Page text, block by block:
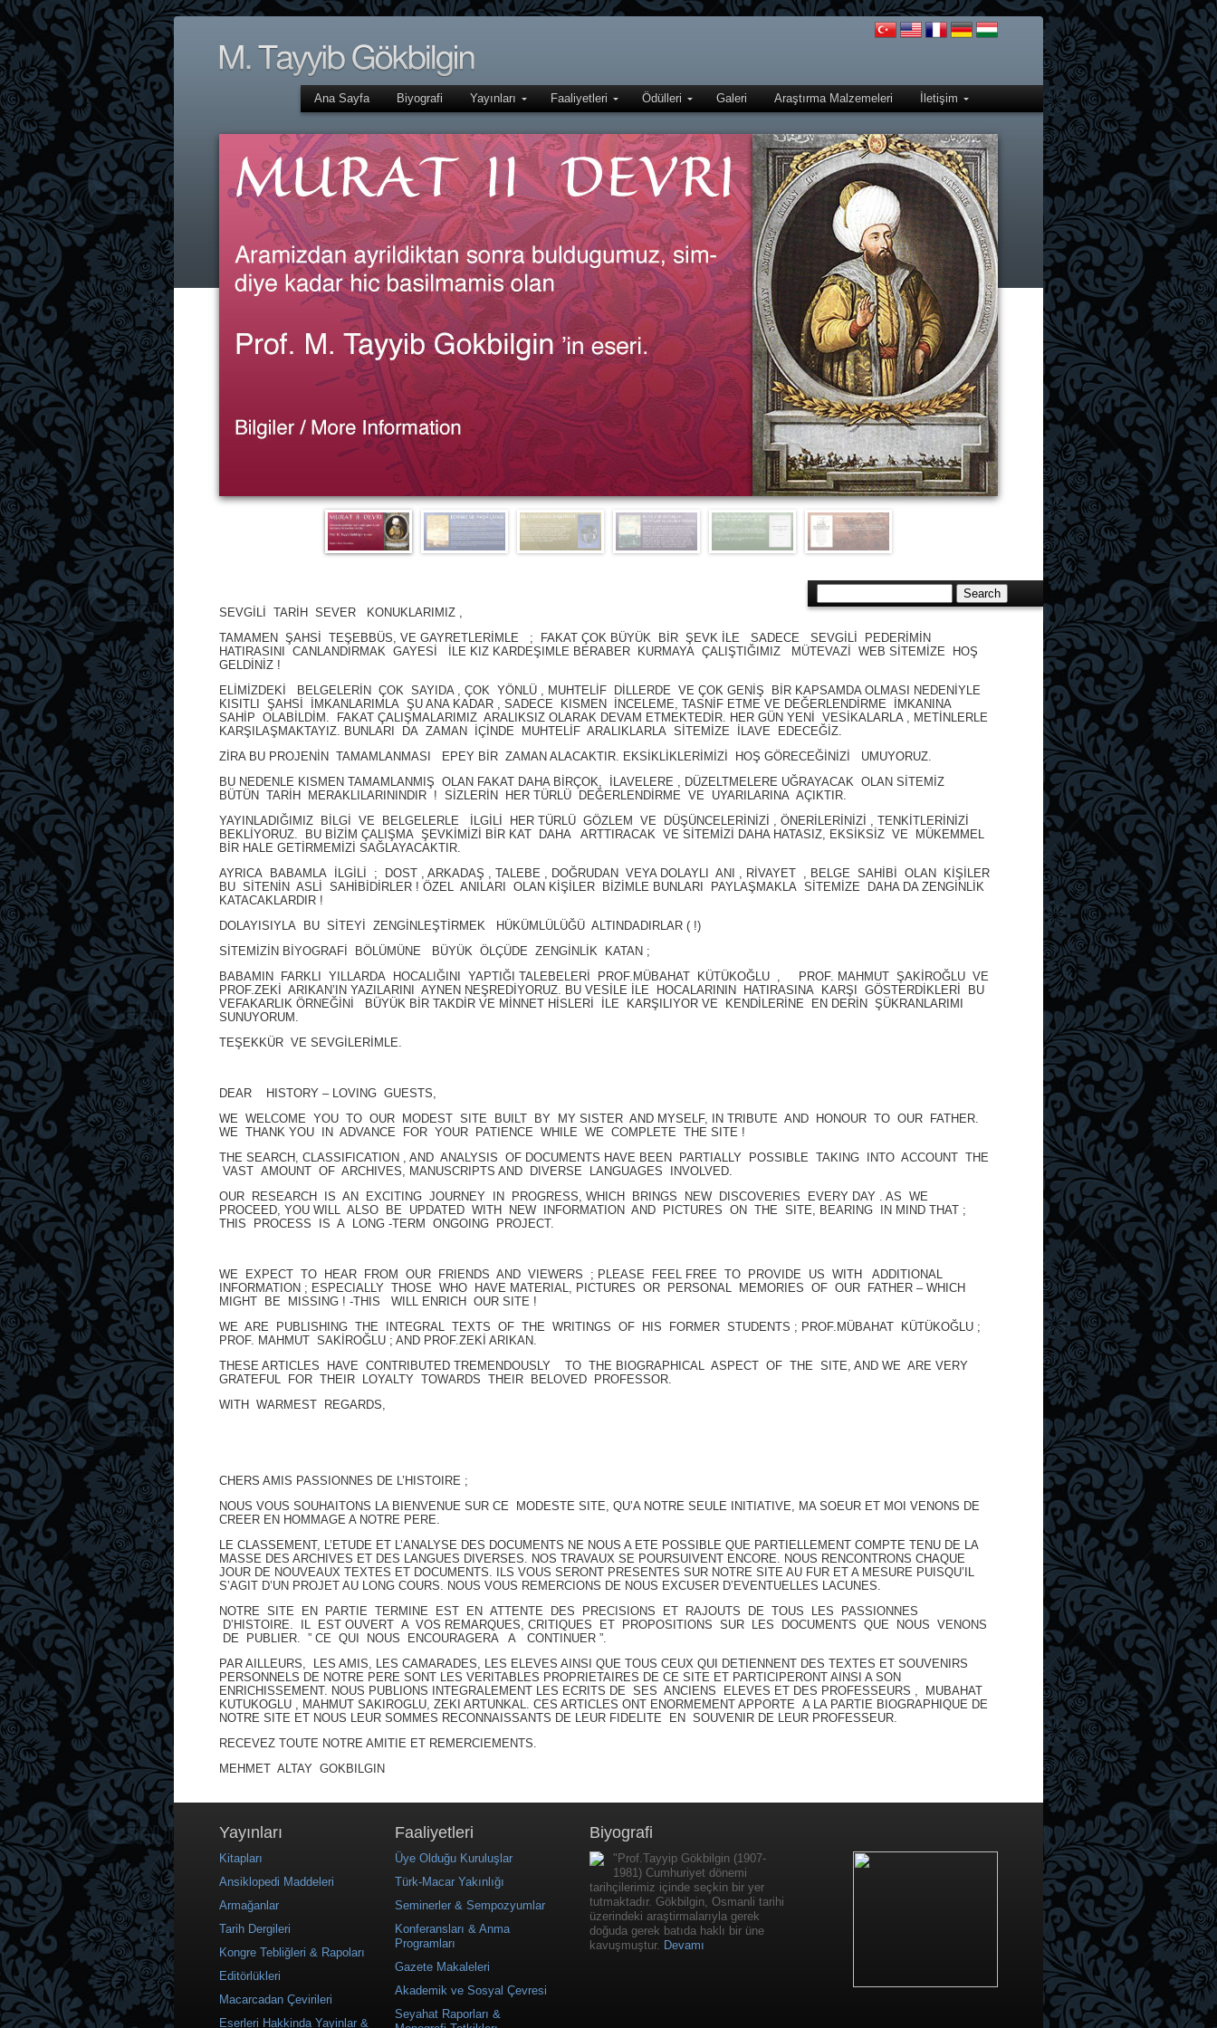
Ana Sayfa Biyografi Yayınları Faaliyetleri Ödülleri Galeri Araştırma Malzemeleri İletişim
SEVGİLİ TARİH SEVER KONUKLARIMIZ ,
TAMAMEN ŞAHSİ TEŞEBBÜS, VE GAYRETLERİMLE ; FAKAT ÇOK BÜYÜK BİR ŞEVK İLE SADECE SEVGİLİ PEDERİMİN
HATIRASINI CANLANDIRMAK GAYESİ İLE KIZ KARDEŞIMLE BERABER KURMAYA ÇALIŞTIĞIMIZ MÜTEVAZİ WEB SİTEMİZE HOŞ
GELDİNİZ !
ELİMİZDEKİ BELGELERİN ÇOK SAYIDA , ÇOK YÖNLÜ , MUHTELİF DİLLERDE VE ÇOK GENİŞ BİR KAPSAMDA OLMASI NEDENİYLE
KISITLI ŞAHSİ İMKANLARIMLA ŞU ANA KADAR , SADECE KISMEN İNCELEME, TASNİF ETME VE DEĞERLENDİRME İMKANINA
SAHİP OLABİLDİM. FAKAT ÇALIŞMALARIMIZ ARALIKSIZ OLARAK DEVAM ETMEKTEDİR. HER GÜN YENİ VESİKALARLA , METİNLERLE
KARŞILAŞMAKTAYIZ. BUNLARI DA ZAMAN İÇİNDE MUHTELİF ARALIKLARLA SİTEMİZE İLAVE EDECEĞİZ.
ZİRA BU PROJENİN TAMAMLANMASI EPEY BİR ZAMAN ALACAKTIR. EKSİKLİKLERİMİZİ HOŞ GÖRECEĞİNİZİ UMUYORUZ.
BU NEDENLE KISMEN TAMAMLANMIŞ OLAN FAKAT DAHA BİRÇOK, İLAVELERE , DÜZELTMELERE UĞRAYACAK OLAN SİTEMİZ
BÜTÜN TARİH MERAKLILARININDIR ! SİZLERİN HER TÜRLÜ DEĞERLENDİRME VE UYARILARINA AÇIKTIR.
YAYINLADIĞIMIZ BİLGİ VE BELGELERLE İLGİLİ HER TÜRLÜ GÖZLEM VE DÜŞÜNCELERİNİZİ , ÖNERİLERİNİZİ , TENKİTLERİNİZİ
BEKLİYORUZ. BU BİZİM ÇALIŞMA ŞEVKİMİZİ BİR KAT DAHA ARTTIRACAK VE SİTEMİZİ DAHA HATASIZ, EKSİKSİZ VE MÜKEMMEL
BİR HALE GETİRMEMİZİ SAĞLAYACAKTIR.
AYRICA BABAMLA İLGİLİ ; DOST , ARKADAŞ , TALEBE , DOĞRUDAN VEYA DOLAYLI ANI , RİVAYET , BELGE SAHİBİ OLAN KİŞİLER
BU SİTENİN ASLİ SAHİBİDİRLER ! ÖZEL ANILARI OLAN KİŞİLER BİZİMLE BUNLARI PAYLAŞMAKLA SİTEMİZE DAHA DA ZENGİNLİK
KATACAKLARDIR !
DOLAYISIYLA BU SİTEYİ ZENGİNLEŞTİRMEK HÜKÜMLÜLÜĞÜ ALTINDADIRLAR ( !)
SİTEMİZİN BİYOGRAFİ BÖLÜMÜNE BÜYÜK ÖLÇÜDE ZENGİNLİK KATAN ;
BABAMIN FARKLI YILLARDA HOCALIĞINI YAPTIĞI TALEBELERİ PROF.MÜBAHAT KÜTÜKOĞLU , PROF. MAHMUT ŞAKİROĞLU VE
PROF.ZEKİ ARIKAN’IN YAZILARINI AYNEN NEŞREDİYORUZ. BU VESİLE İLE HOCALARININ HATIRASINA KARŞI GÖSTERDİKLERİ BU
VEFAKARLIK ÖRNEĞİNİ BÜYÜK BİR TAKDİR VE MİNNET HİSLERİ İLE KARŞILIYOR VE KENDİLERİNE EN DERİN ŞÜKRANLARIMI
SUNUYORUM.
TEŞEKKÜR VE SEVGİLERİMLE.
DEAR HISTORY – LOVING GUESTS,
WE WELCOME YOU TO OUR MODEST SITE BUILT BY MY SISTER AND MYSELF, IN TRIBUTE AND HONOUR TO OUR FATHER.
WE THANK YOU IN ADVANCE FOR YOUR PATIENCE WHILE WE COMPLETE THE SITE !
THE SEARCH, CLASSIFICATION , AND ANALYSIS OF DOCUMENTS HAVE BEEN PARTIALLY POSSIBLE TAKING INTO ACCOUNT THE
VAST AMOUNT OF ARCHIVES, MANUSCRIPTS AND DIVERSE LANGUAGES INVOLVED.
OUR RESEARCH IS AN EXCITING JOURNEY IN PROGRESS, WHICH BRINGS NEW DISCOVERIES EVERY DAY . AS WE
PROCEED, YOU WILL ALSO BE UPDATED WITH NEW INFORMATION AND PICTURES ON THE SITE, BEARING IN MIND THAT ;
THIS PROCESS IS A LONG -TERM ONGOING PROJECT.
WE EXPECT TO HEAR FROM OUR FRIENDS AND VIEWERS ; PLEASE FEEL FREE TO PROVIDE US WITH ADDITIONAL
INFORMATION ; ESPECIALLY THOSE WHO HAVE MATERIAL, PICTURES OR PERSONAL MEMORIES OF OUR FATHER – WHICH
MIGHT BE MISSING ! -THIS WILL ENRICH OUR SITE !
WE ARE PUBLISHING THE INTEGRAL TEXTS OF THE WRITINGS OF HIS FORMER STUDENTS ; PROF.MÜBAHAT KÜTÜKOĞLU ;
PROF. MAHMUT SAKİROĞLU ; AND PROF.ZEKİ ARIKAN.
THESE ARTICLES HAVE CONTRIBUTED TREMENDOUSLY TO THE BIOGRAPHICAL ASPECT OF THE SITE, AND WE ARE VERY
GRATEFUL FOR THEIR LOYALTY TOWARDS THEIR BELOVED PROFESSOR.
WITH WARMEST REGARDS,
CHERS AMIS PASSIONNES DE L’HISTOIRE ;
NOUS VOUS SOUHAITONS LA BIENVENUE SUR CE MODESTE SITE, QU’A NOTRE SEULE INITIATIVE, MA SOEUR ET MOI VENONS DE
CREER EN HOMMAGE A NOTRE PERE.
LE CLASSEMENT, L’ETUDE ET L’ANALYSE DES DOCUMENTS NE NOUS A ETE POSSIBLE QUE PARTIELLEMENT COMPTE TENU DE LA
MASSE DES ARCHIVES ET DES LANGUES DIVERSES. NOS TRAVAUX SE POURSUIVENT ENCORE. NOUS RENCONTRONS CHAQUE
JOUR DE NOUVEAUX TEXTES ET DOCUMENTS. ILS VOUS SERONT PRESENTES SUR NOTRE SITE AU FUR ET A MESURE PUISQU’IL
S’AGIT D’UN PROJET AU LONG COURS. NOUS VOUS REMERCIONS DE NOUS EXCUSER D’EVENTUELLES LACUNES.
NOTRE SITE EN PARTIE TERMINE EST EN ATTENTE DES PRECISIONS ET RAJOUTS DE TOUS LES PASSIONNES
D’HISTOIRE. IL EST OUVERT A VOS REMARQUES, CRITIQUES ET PROPOSITIONS SUR LES DOCUMENTS QUE NOUS VENONS
DE PUBLIER. ” CE QUI NOUS ENCOURAGERA A CONTINUER ”.
PAR AILLEURS, LES AMIS, LES CAMARADES, LES ELEVES AINSI QUE TOUS CEUX QUI DETIENNENT DES TEXTES ET SOUVENIRS
PERSONNELS DE NOTRE PERE SONT LES VERITABLES PROPRIETAIRES DE CE SITE ET PARTICIPERONT AINSI A SON
ENRICHISSEMENT. NOUS PUBLIONS INTEGRALEMENT LES ECRITS DE SES ANCIENS ELEVES ET DES PROFESSEURS , MUBAHAT
KUTUKOGLU , MAHMUT SAKIROGLU, ZEKI ARTUNKAL. CES ARTICLES ONT ENORMEMENT APPORTE A LA PARTIE BIOGRAPHIQUE DE
NOTRE SITE ET NOUS LEUR SOMMES RECONNAISSANTS DE LEUR FIDELITE EN SOUVENIR DE LEUR PROFESSEUR.
RECEVEZ TOUTE NOTRE AMITIE ET REMERCIEMENTS.
MEHMET ALTAY GOKBILGIN
Yayınları
Kitapları
Ansiklopedi Maddeleri
Armağanlar
Tarih Dergileri
Kongre Tebliğleri & Rapoları
Editörlükleri
Macarcadan Çevirileri
Eserleri Hakkinda Yayinlar &
Faaliyetleri
Üye Olduğu Kuruluşlar
Türk-Macar Yakınlığı
Seminerler & Sempozyumlar
Konferansları & Anma
Programları
Gazete Makaleleri
Akademik ve Sosyal Çevresi
Seyahat Raporları &
Biyografi
"Prof.Tayyip Gökbilgin (1907-
1981) Cumhuriyet dönemi
tarihçilerimiz içinde seçkin bir yer
tutmaktadır. Gökbilgin, Osmanli tarihi
üzerindeki araştirmalarıyla gerek
doğuda gerek batıda haklı bir üne
kavuşmuştur. Devamı